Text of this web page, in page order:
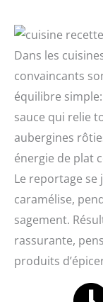
Dans les
convaincants
équilibre
sauce qui relie
aubergines
énergie de plat
Le reportage se
caramélise,
sagement.
rassurante,
produits